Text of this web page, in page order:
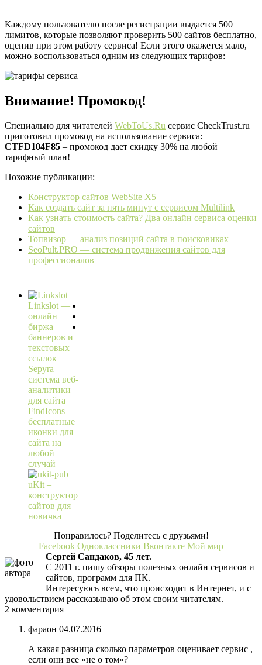
Каждому пользователю после регистрации выдается 500
лимитов, которые позволяют проверить 500 сайтов бесплатно,
оценив при этом работу сервиса! Если этого окажется мало,
можно воспользоваться одним из следующих тарифов:
Внимание! Промокод!
Специально для читателей WebToUs.Ru сервис CheckTrust.ru
приготовил промокод на использование сервиса:
CTFD104F85 – промокод дает скидку 30% на любой
тарифный план!
Похожие публикации:
Конструктор сайтов WebSite X5
Как создать сайт за пять минут с сервисом Multilink
Как узнать стоимость сайта? Два онлайн сервиса оценки
сайтов
Топвизор — анализ позиций сайта в поисковиках
SeoPult.PRO — система продвижения сайтов для
профессионалов
Linkslot —
онлайн
биржа
баннеров и
текстовых
ссылок
Sepyra —
система веб-
аналитики
для сайта
FindIcons —
бесплатные
иконки для
сайта на
любой
случай
uKit –
конструктор
сайтов для
новичка
Понравилось? Поделитесь с друзьями!
Facebook Одноклассники Вконтакте Мой мир
Сергей Сандаков, 45 лет.
С 2011 г. пишу обзоры полезных онлайн сервисов и
сайтов, программ для ПК.
Интересуюсь всем, что происходит в Интернет, и с
удовольствием рассказываю об этом своим читателям.
2 комментария
фараон 04.07.2016
А какая разница сколько параметров оценивает сервис ,
если они все «не о том»?